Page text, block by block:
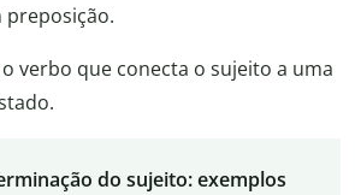
o verbo que conecta o sujeito a uma
do sujeito: exemplos